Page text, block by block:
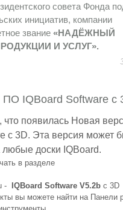
данного мероприятия.
стенд компании «
новейшие
работе, доступная
UHDLH -84UT 6
возможности
процессе, в сфере рекламы,
оборудования,
PDSIZ42SWNOP
совета Фонда
инициатив, компании
звание «НАДЁЖНЫЙ
И УСЛУГ».
включены в Федеральный
сформированного для
сектора России.
были бы невозможны без
отношения к
ответственности и
ПО IQBoard Software с
появилась Новая
с 3D. Эта версия может
любые доски IQBoard.
в разделе
- IQBoard Software V5.2b с 3D
вы можете найти на Панели